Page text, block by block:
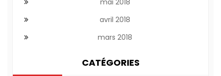
mai 2018
avril 2018
mars 2018
CATÉGORIES